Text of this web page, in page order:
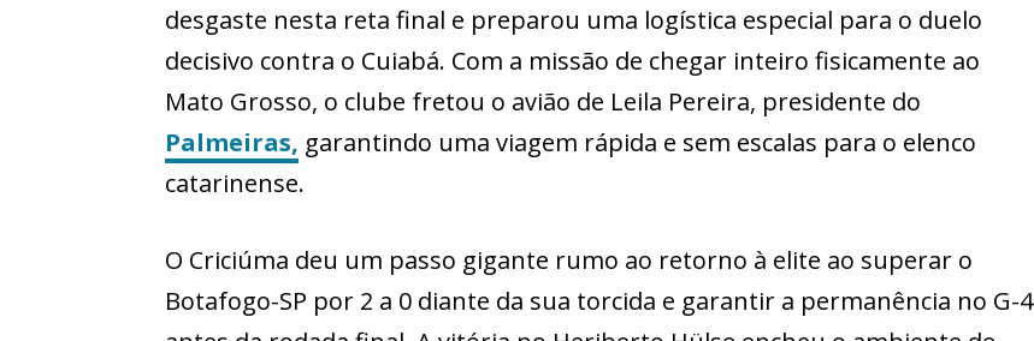
desgaste nesta reta final e preparou uma logística especial para o duelo
decisivo contra o Cuiabá. Com a missão de chegar inteiro fisicamente ao
Mato Grosso, o clube fretou o avião de Leila Pereira, presidente do
Palmeiras, garantindo uma viagem rápida e sem escalas para o elenco
catarinense.
O Criciúma deu um passo gigante rumo ao retorno à elite ao superar o
Botafogo-SP por 2 a 0 diante da sua torcida e garantir a permanência no G-4